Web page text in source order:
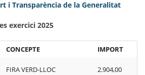
i Transparència de la Generalitat
exercici 2025
CONCEPTE
IMPORT
FIRA VERD-LLOC 2.904,00